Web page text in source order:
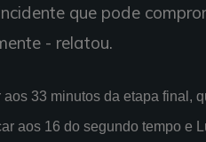
que pode
- relatou.
33 minutos da etapa final,
aos 16 do segundo tempo e